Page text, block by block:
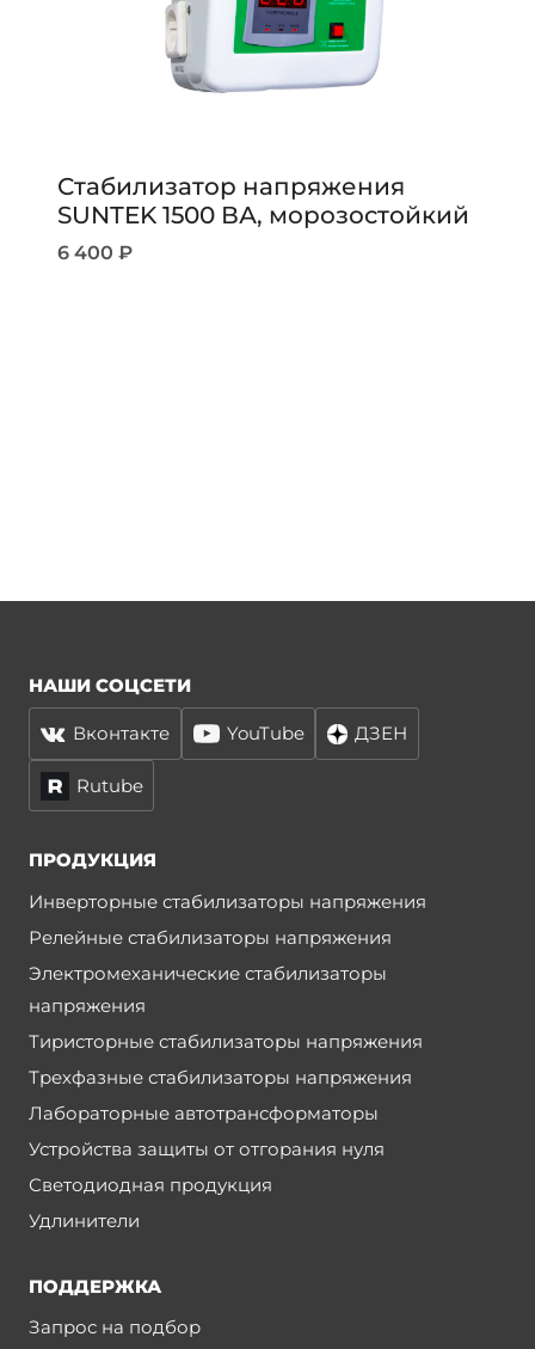
Стабилизатор напряжения
SUNTEK 1500 ВА, морозостойкий
6 400 ₽
НАШИ СОЦСЕТИ
Вконтакте YouTube ДЗЕН
Rutube
ПРОДУКЦИЯ
Инверторные стабилизаторы напряжения
Релейные стабилизаторы напряжения
Электромеханические стабилизаторы
напряжения
Тиристорные стабилизаторы напряжения
Трехфазные стабилизаторы напряжения
Лабораторные автотрансформаторы
Устройства защиты от отгорания нуля
Светодиодная продукция
Удлинители
ПОДДЕРЖКА
Запрос на подбор